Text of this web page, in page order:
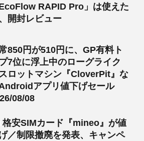
EcoFlow RAPID Pro」は使えた
開封レビュー
850円が510円に、GP有料ト
7位に浮上中のローグライク
ロットマシン『CloverPit』な
アプリ値下げセール
08/08
格安SIMカード『mineo』が値
／制限撤廃を発表、キャンペ